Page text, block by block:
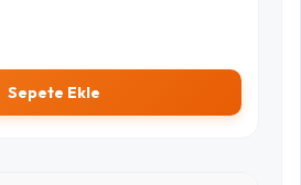
Sepete Ekle